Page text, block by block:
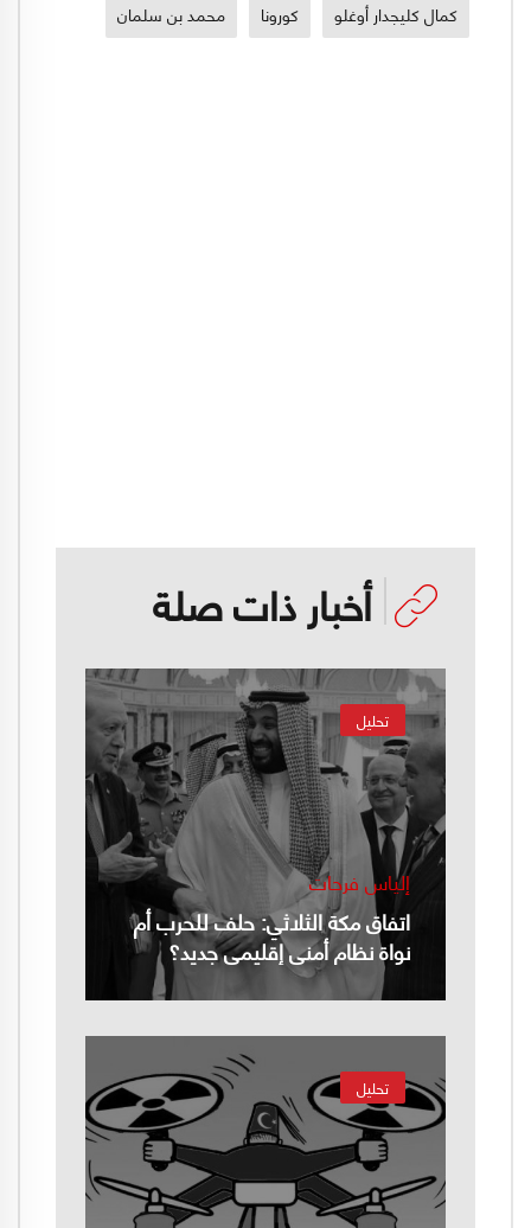
كمال كليجدار أوغلو كورونا محمد بن سلمان
أخبار ذات صلة
تحليل
إلياس فرحات
اتفاق مكة الثلاثي: حلف للحرب أم
نواة نظام أمني إقليمي جديد؟
تحليل